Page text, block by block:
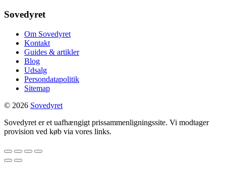
Sovedyret
Om Sovedyret
Kontakt
Guides & artikler
Blog
Udsalg
Persondatapolitik
Sitemap
© 2026 Sovedyret
Sovedyret er et uafhængigt prissammenligningssite. Vi modtager
provision ved køb via vores links.